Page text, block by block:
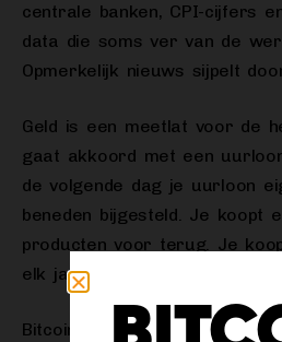
centrale banken, CPI-cijfers
data die soms ver van de
Opmerkelijk nieuws sijpelt
Geld is een meetlat voor de
gaat akkoord met een
de volgende dag je uurloon
beneden bijgesteld. Je koopt
producten voor terug. Je
elk jaar terug.
Bitcoin is een alternatieve